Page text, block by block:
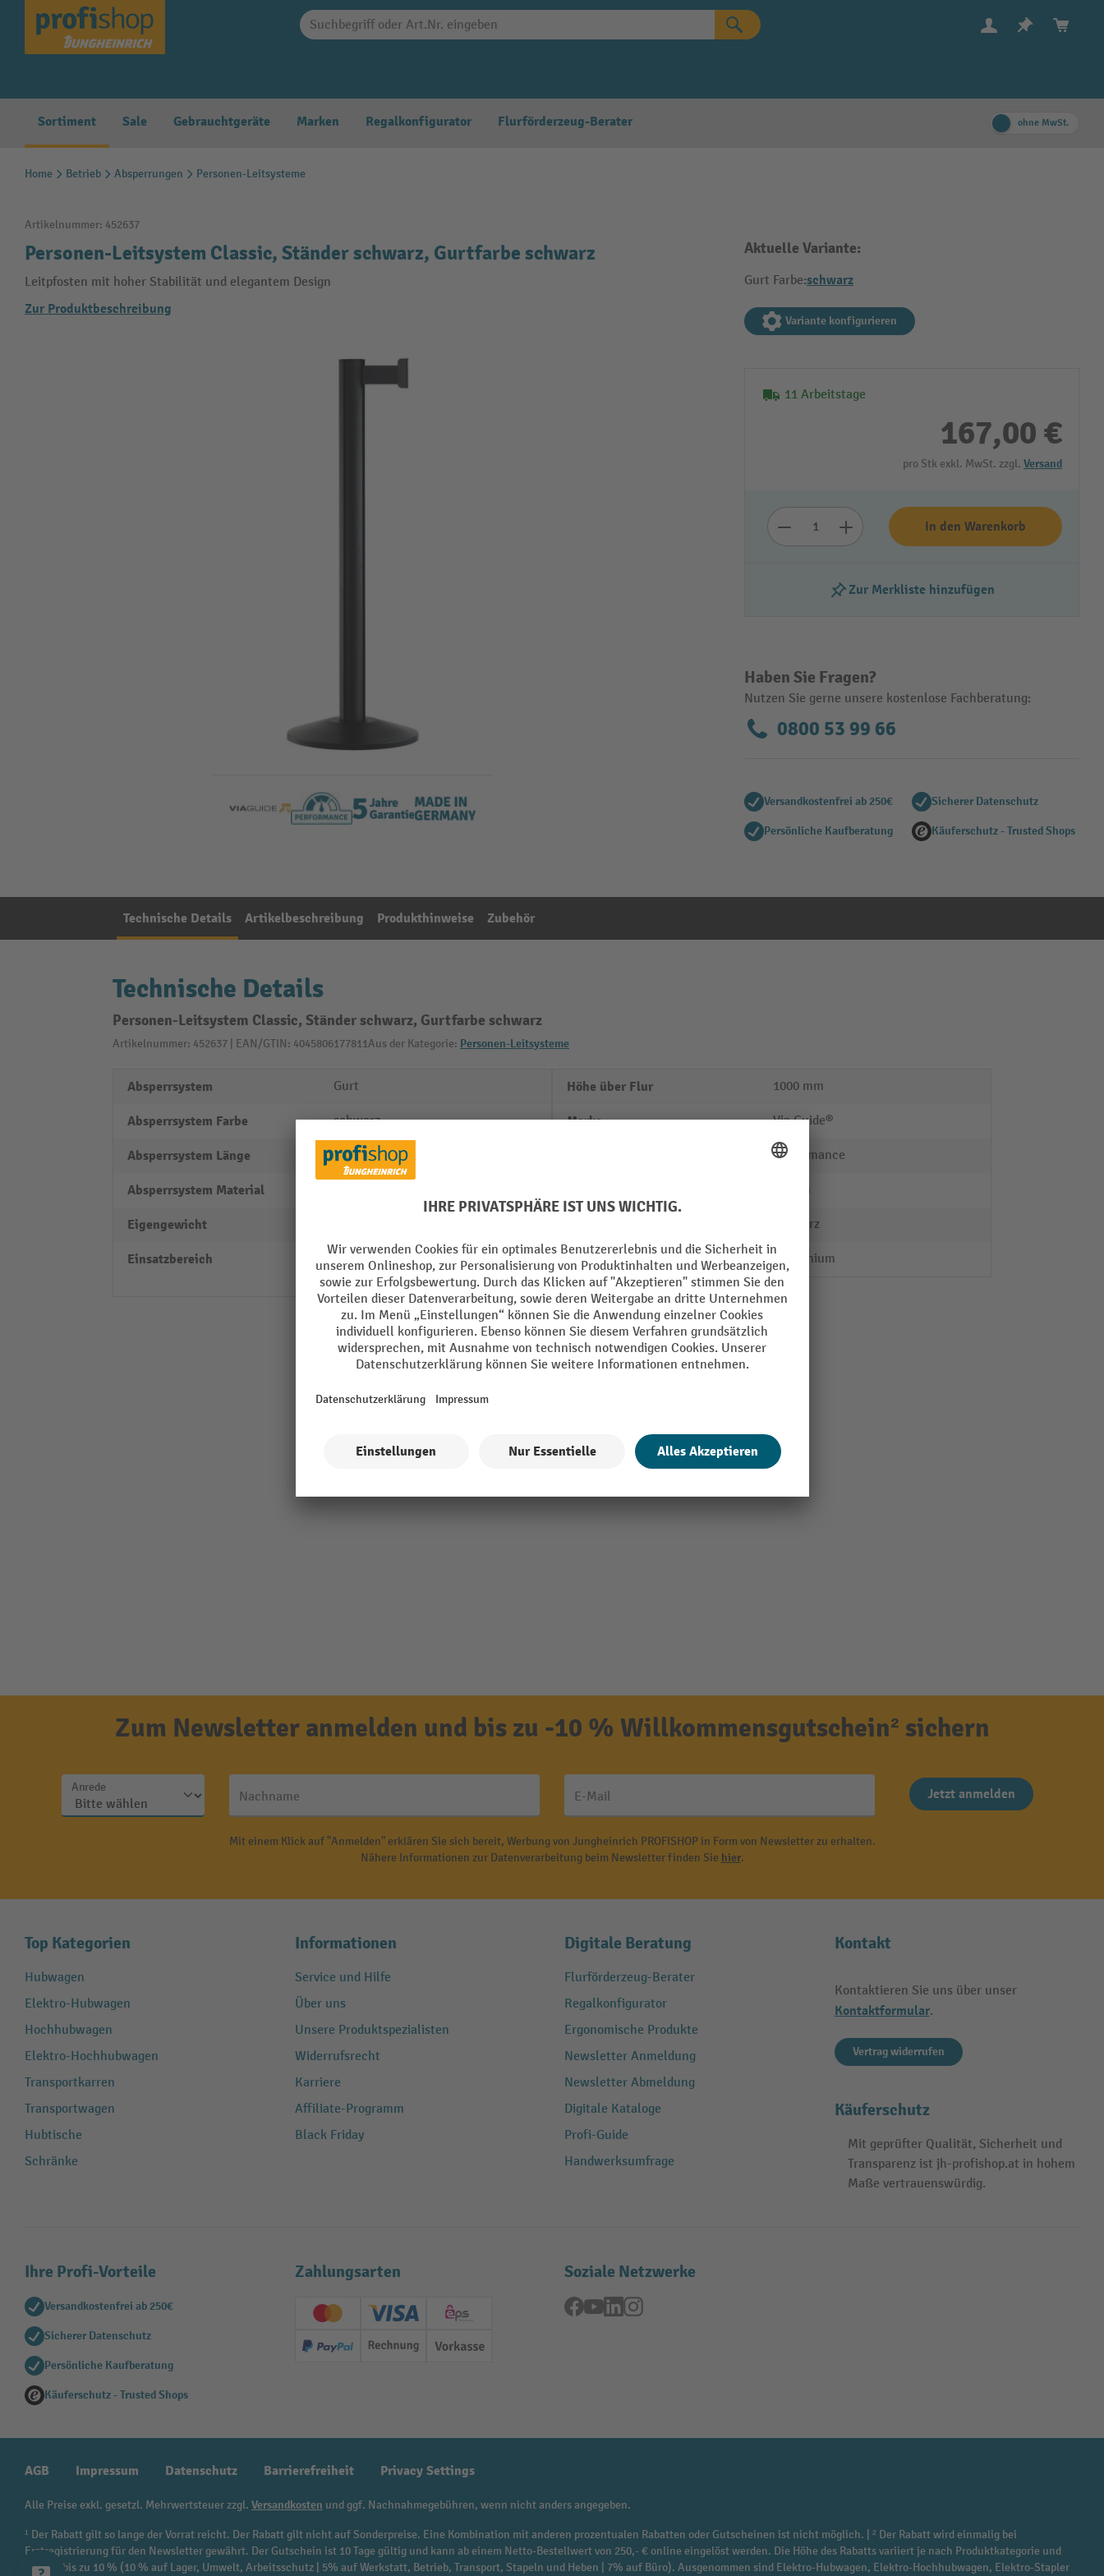
Zur Hauptnavigation springen
Sortiment Sale Gebrauchtgeräte Marken Regalkonfigurator Flurförderzeug-Berater ohne MwSt.
Home Betrieb Absperrungen Personen-Leitsysteme
Artikelnummer: 452637
Personen-Leitsystem Classic, Ständer schwarz, Gurtfarbe schwarz
Leitpfosten mit hoher Stabilität und elegantem Design
Zur Produktbeschreibung
Aktuelle Variante:
Gurt Farbe:schwarz
Variante konfigurieren
11 Arbeitstage
167,00 €
pro Stk exkl. MwSt. zzgl. Versand
In den Warenkorb
Zur Merkliste hinzufügen
Haben Sie Fragen?
Nutzen Sie gerne unsere kostenlose Fachberatung:
0800 53 99 66
Versandkostenfrei ab 250€ Sicherer Datenschutz
Persönliche Kaufberatung Käuferschutz - Trusted Shops
Technische Details Artikelbeschreibung Produkthinweise Zubehör
Technische Details
Personen-Leitsystem Classic, Ständer schwarz, Gurtfarbe schwarz
Artikelnummer: 452637 | EAN/GTIN: 4045806177811Aus der Kategorie: Personen-Leitsysteme
Absperrsystem Gurt
Absperrsystem Farbe schwarz
Absperrsystem Länge 2300 mm
Absperrsystem Material
Eigengewicht
Einsatzbereich
Außenbereich
Innenbereich
Höhe über Flur 1000 mm
Marke Via Guide®
Performance
70 mm
schwarz
Ständer Material Aluminium
Alle technische Details anzeigen
Zum Newsletter anmelden und bis zu -10 % Willkommensgutschein² sichern
Anrede
Nachname E-Mail Jetzt anmelden
Mit einem Klick auf "Anmelden" erklären Sie sich bereit, Werbung von Jungheinrich PROFISHOP in Form von Newsletter zu erhalten.
Nähere Informationen zur Datenverarbeitung beim Newsletter finden Sie hier.
Top Kategorien
Hubwagen
Elektro-Hubwagen
Hochhubwagen
Elektro-Hochhubwagen
Transportkarren
Transportwagen
Hubtische
Schränke
Informationen
Service und Hilfe
Über uns
Unsere Produktspezialisten
Widerrufsrecht
Karriere
Affiliate-Programm
Black Friday
Digitale Beratung
Flurförderzeug-Berater
Regalkonfigurator
Ergonomische Produkte
Newsletter Anmeldung
Newsletter Abmeldung
Digitale Kataloge
Profi-Guide
Handwerksumfrage
Kontakt
Kontaktieren Sie uns über unser
Kontaktformular.
Vertrag widerrufen
Käuferschutz
Mit geprüfter Qualität, Sicherheit und
Transparenz ist jh-profishop.at in hohem
Maße vertrauenswürdig.
Ihre Profi-Vorteile
Versandkostenfrei ab 250€
Sicherer Datenschutz
Persönliche Kaufberatung
Käuferschutz - Trusted Shops
Zahlungsarten
Creditcard (Master)Creditcard (Visa)
EPS
PayPal Rechnung Vorkasse
Soziale Netzwerke
Facebook
YouTubeLinkedInInstagram
AGB Impressum Datenschutz Barrierefreiheit Privacy Settings
Alle Preise exkl. gesetzl. Mehrwertsteuer zzgl. Versandkosten und ggf. Nachnahmegebühren, wenn nicht anders angegeben.
¹ Der Rabatt gilt so lange der Vorrat reicht. Der Rabatt gilt nicht auf Sonderpreise. Eine Kombination mit anderen prozentualen Rabatten oder Gutscheinen ist nicht möglich. | ² Der Rabatt wird einmalig bei
Erstregistrierung für den Newsletter gewährt. Der Gutschein ist 10 Tage gültig und kann ab einem Netto-Bestellwert von 250,- € online eingelöst werden. Die Höhe des Rabatts variiert je nach Produktkategorie und
beträgt bis zu 10 % (10 % auf Lager, Umwelt, Arbeitsschutz | 5% auf Werkstatt, Betrieb, Transport, Stapeln und Heben | 7% auf Büro). Ausgenommen sind Elektro-Hubwagen, Elektro-Hochhubwagen, Elektro-Stapler